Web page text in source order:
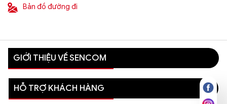
Bản đồ đường đi
GIỚI THIỆU VỀ SENCOM
HỖ TRỢ KHÁCH HÀNG